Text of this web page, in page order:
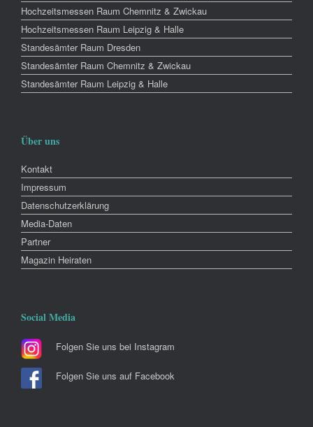
Hochzeitsmessen Raum Chemnitz & Zwickau
Hochzeitsmessen Raum Leipzig & Halle
Standesämter Raum Dresden
Standesämter Raum Chemnitz & Zwickau
Standesämter Raum Leipzig & Halle
Über uns
Kontakt
Impressum
Datenschutzerklärung
Media-Daten
Partner
Magazin Heiraten
Social Media
Folgen Sie uns bei Instagram
Folgen Sie uns auf Facebook